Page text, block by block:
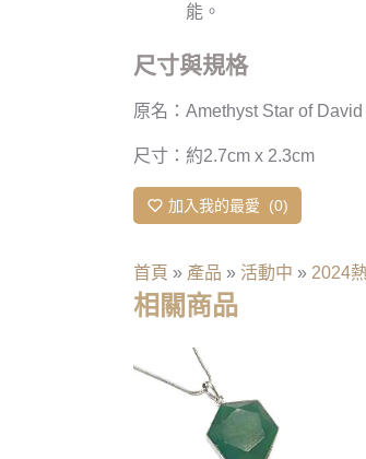
能。
尺寸與規格
原名：Amethyst Star of
尺寸：約2.7cm x 2.3cm
加入我的最愛 0
首頁 » 產品 » 活動中 » 2024
相關商品